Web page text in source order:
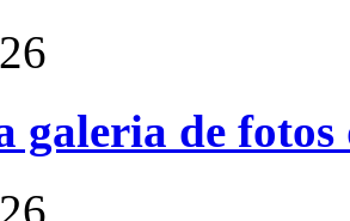
galeria de fotos